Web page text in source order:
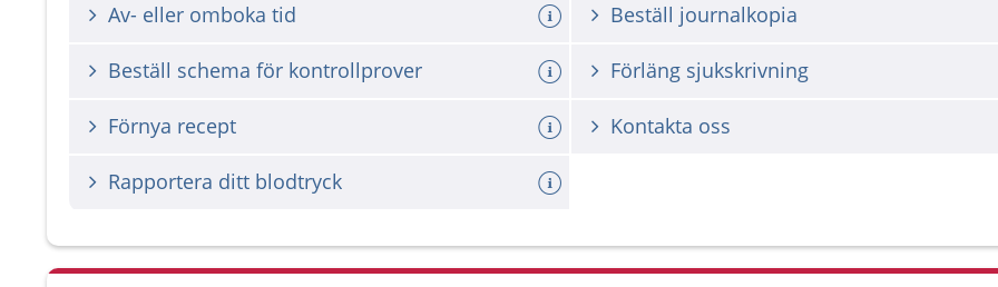
Av- eller omboka tid Beställ journalkopia
Beställ schema för kontrollprover Förläng sjukskrivning
Förnya recept Kontakta oss
Rapportera ditt blodtryck